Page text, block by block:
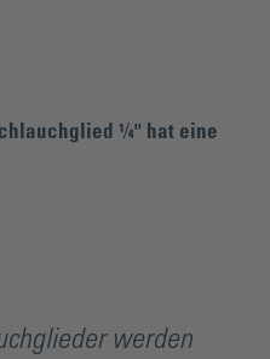
¼" hat eine
werden